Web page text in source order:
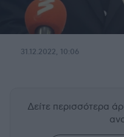
31.12.2022, 10:06
Δείτε περισσότερα